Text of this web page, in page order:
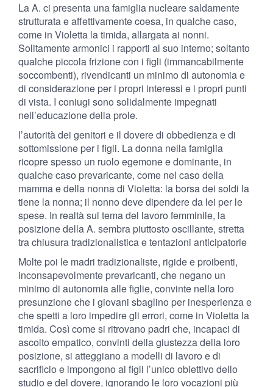
La A. ci presenta una famiglia nucleare saldamente
strutturata e affettivamente coesa, in qualche caso,
come in Violetta la timida, allargata ai nonni.
Solitamente armonici i rapporti al suo interno; soltanto
qualche piccola frizione con i figli (immancabilmente
soccombenti), rivendicanti un minimo di autonomia e
di considerazione per i propri interessi e i propri punti
di vista. I coniugi sono solidalmente impegnati
nell’educazione della prole.
l’autorità dei genitori e il dovere di obbedienza e di
sottomissione per i figli. La donna nella famiglia
ricopre spesso un ruolo egemone e dominante, in
qualche caso prevaricante, come nel caso della
mamma e della nonna di Violetta: la borsa dei soldi la
tiene la nonna; il nonno deve dipendere da lei per le
spese. In realtà sul tema del lavoro femminile, la
posizione della A. sembra piuttosto oscillante, stretta
tra chiusura tradizionalistica e tentazioni anticipatorie
Molte poi le madri tradizionaliste, rigide e proibenti,
inconsapevolmente prevaricanti, che negano un
minimo di autonomia alle figlie, convinte nella loro
presunzione che i giovani sbaglino per inesperienza e
che spetti a loro impedire gli errori, come in Violetta la
timida. Così come si ritrovano padri che, incapaci di
ascolto empatico, convinti della giustezza della loro
posizione, si atteggiano a modelli di lavoro e di
sacrificio e impongono ai figli l’unico obiettivo dello
studio e del dovere, ignorando le loro vocazioni più